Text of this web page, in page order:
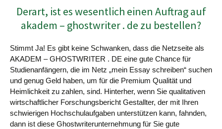
Derart, ist es wesentlich einen Auftrag auf
akadem – ghostwriter . de zu bestellen?
Stimmt Ja! Es gibt keine Schwanken, dass die Netzseite als
AKADEM – GHOSTWRITER . DE eine gute Chance für
Studienanfängern, die im Netz „mein Essay schreiben“ suchen
und genug Geld haben, um für die Premium Qualität und
Heimlichkeit zu zahlen, sind. Hinterher, wenn Sie qualitativen
wirtschaftlicher Forschungsbericht Gestallter, der mit Ihren
schwierigen Hochschulaufgaben unterstützen kann, fahnden,
dann ist diese Ghostwriterunternehmung für Sie gute